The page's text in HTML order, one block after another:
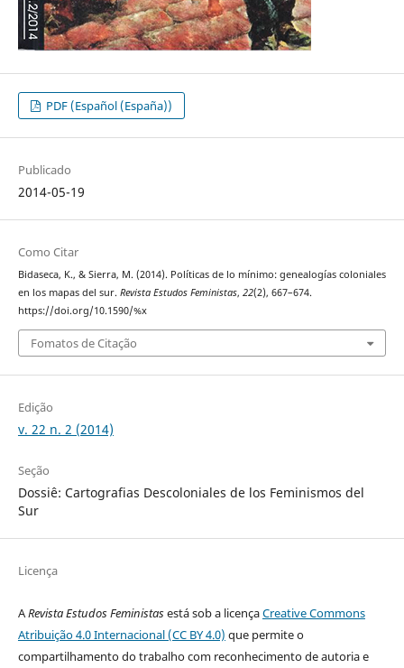
PDF (Español (España))
Publicado
2014-05-19
Como Citar
Bidaseca, K., & Sierra, M. (2014). Políticas de lo mínimo: genealogías coloniales
en los mapas del sur. Revista Estudos Feministas, 22(2), 667–674.
https://doi.org/10.1590/%x
Fomatos de Citação
Edição
v. 22 n. 2 (2014)
Seção
Dossiê: Cartografias Descoloniales de los Feminismos del
Sur
Licença
ARevista Estudos Feministasestá sob a licençaCreative Commons
Atribuição 4.0 Internacional (CC BY 4.0) que permite o
compartilhamento do trabalho com reconhecimento de autoria e